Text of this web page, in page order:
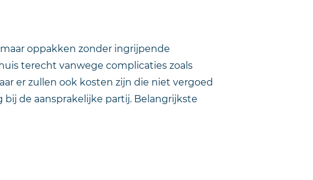
oppakken zonder ingrijpende
terecht vanwege complicaties zoals
er zullen ook kosten zijn die niet vergoed
de aansprakelijke partij. Belangrijkste